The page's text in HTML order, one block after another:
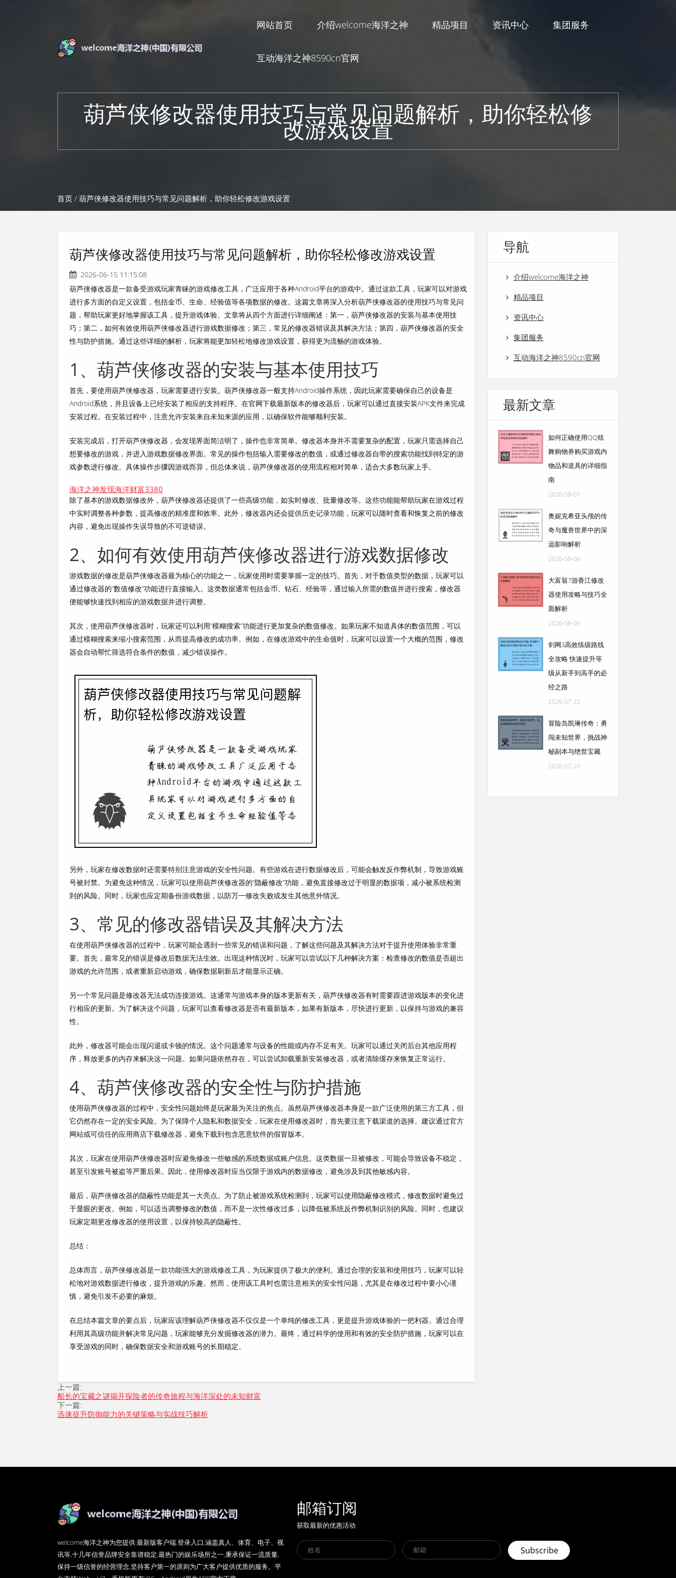
网站首页 介绍welcome海洋之神 精品项目 资讯中心 集团服务
互动海洋之神8590cn官网
葫芦侠修改器使用技巧与常见问题解析，助你轻松修
改游戏设置
首页 / 葫芦侠修改器使用技巧与常见问题解析，助你轻松修改游戏设置
葫芦侠修改器使用技巧与常见问题解析，助你轻松修改游戏设置
2026-06-15 11:15:08
葫芦侠修改器是一款备受游戏玩家青睐的游戏修改工具，广泛应用于各种Android平台的游戏中。通过这款工具，玩家可以对游戏
进行多方面的自定义设置，包括金币、生命、经验值等各项数据的修改。这篇文章将深入分析葫芦侠修改器的使用技巧与常见问
题，帮助玩家更好地掌握该工具，提升游戏体验。文章将从四个方面进行详细阐述：第一，葫芦侠修改器的安装与基本使用技
巧；第二，如何有效使用葫芦侠修改器进行游戏数据修改；第三，常见的修改器错误及其解决方法；第四，葫芦侠修改器的安全
性与防护措施。通过这些详细的解析，玩家将能更加轻松地修改游戏设置，获得更为流畅的游戏体验。
1、葫芦侠修改器的安装与基本使用技巧
首先，要使用葫芦侠修改器，玩家需要进行安装。葫芦侠修改器一般支持Android操作系统，因此玩家需要确保自己的设备是
Android系统，并且设备上已经安装了相应的支持程序。在官网下载最新版本的修改器后，玩家可以通过直接安装APK文件来完成
安装过程。在安装过程中，注意允许安装来自未知来源的应用，以确保软件能够顺利安装。
安装完成后，打开葫芦侠修改器，会发现界面简洁明了，操作也非常简单。修改器本身并不需要复杂的配置，玩家只需选择自己
想要修改的游戏，并进入游戏数据修改界面。常见的操作包括输入需要修改的数值，或通过修改器自带的搜索功能找到特定的游
戏参数进行修改。具体操作步骤因游戏而异，但总体来说，葫芦侠修改器的使用流程相对简单，适合大多数玩家上手。
海洋之神发现海洋财富3380
除了基本的游戏数据修改外，葫芦侠修改器还提供了一些高级功能，如实时修改、批量修改等。这些功能能帮助玩家在游戏过程
中实时调整各种参数，提高修改的精准度和效率。此外，修改器内还会提供历史记录功能，玩家可以随时查看和恢复之前的修改
内容，避免出现操作失误导致的不可逆错误。
2、如何有效使用葫芦侠修改器进行游戏数据修改
游戏数据的修改是葫芦侠修改器最为核心的功能之一，玩家使用时需要掌握一定的技巧。首先，对于数值类型的数据，玩家可以
通过修改器的“数值修改”功能进行直接输入。这类数据通常包括金币、钻石、经验等，通过输入所需的数值并进行搜索，修改器
便能够快速找到相应的游戏数据并进行调整。
其次，使用葫芦侠修改器时，玩家还可以利用“模糊搜索”功能进行更加复杂的数值修改。如果玩家不知道具体的数值范围，可以
通过模糊搜索来缩小搜索范围，从而提高修改的成功率。例如，在修改游戏中的生命值时，玩家可以设置一个大概的范围，修改
器会自动帮忙筛选符合条件的数值，减少错误操作。
另外，玩家在修改数据时还需要特别注意游戏的安全性问题。有些游戏在进行数据修改后，可能会触发反作弊机制，导致游戏账
号被封禁。为避免这种情况，玩家可以使用葫芦侠修改器的“隐蔽修改”功能，避免直接修改过于明显的数据项，减小被系统检测
到的风险。同时，玩家也应定期备份游戏数据，以防万一修改失败或发生其他意外情况。
3、常见的修改器错误及其解决方法
在使用葫芦侠修改器的过程中，玩家可能会遇到一些常见的错误和问题，了解这些问题及其解决方法对于提升使用体验非常重
要。首先，最常见的错误是修改后数据无法生效。出现这种情况时，玩家可以尝试以下几种解决方案：检查修改的数值是否超出
游戏的允许范围，或者重新启动游戏，确保数据刷新后才能显示正确。
另一个常见问题是修改器无法成功连接游戏。这通常与游戏本身的版本更新有关，葫芦侠修改器有时需要跟进游戏版本的变化进
行相应的更新。为了解决这个问题，玩家可以查看修改器是否有最新版本，如果有新版本，尽快进行更新，以保持与游戏的兼容
性。
此外，修改器可能会出现闪退或卡顿的情况。这个问题通常与设备的性能或内存不足有关。玩家可以通过关闭后台其他应用程
序，释放更多的内存来解决这一问题。如果问题依然存在，可以尝试卸载重新安装修改器，或者清除缓存来恢复正常运行。
4、葫芦侠修改器的安全性与防护措施
使用葫芦侠修改器的过程中，安全性问题始终是玩家最为关注的焦点。虽然葫芦侠修改器本身是一款广泛使用的第三方工具，但
它仍然存在一定的安全风险。为了保障个人隐私和数据安全，玩家在使用修改器时，首先要注意下载渠道的选择。建议通过官方
网站或可信任的应用商店下载修改器，避免下载到包含恶意软件的假冒版本。
其次，玩家在使用葫芦侠修改器时应避免修改一些敏感的系统数据或账户信息。这类数据一旦被修改，可能会导致设备不稳定，
甚至引发账号被盗等严重后果。因此，使用修改器时应当仅限于游戏内的数据修改，避免涉及到其他敏感内容。
最后，葫芦侠修改器的隐蔽性功能是其一大亮点。为了防止被游戏系统检测到，玩家可以使用隐蔽修改模式，修改数据时避免过
于显眼的更改。例如，可以适当调整修改的数值，而不是一次性修改过多，以降低被系统反作弊机制识别的风险。同时，也建议
玩家定期更改修改器的使用设置，以保持较高的隐蔽性。
总结：
总体而言，葫芦侠修改器是一款功能强大的游戏修改工具，为玩家提供了极大的便利。通过合理的安装和使用技巧，玩家可以轻
松地对游戏数据进行修改，提升游戏的乐趣。然而，使用该工具时也需注意相关的安全性问题，尤其是在修改过程中要小心谨
慎，避免引发不必要的麻烦。
在总结本篇文章的要点后，玩家应该理解葫芦侠修改器不仅仅是一个单纯的修改工具，更是提升游戏体验的一把利器。通过合理
利用其高级功能并解决常见问题，玩家能够充分发掘修改器的潜力。最终，通过科学的使用和有效的安全防护措施，玩家可以在
享受游戏的同时，确保数据安全和游戏账号的长期稳定。
上一篇:
船长的宝藏之谜揭开探险者的传奇旅程与海洋深处的未知财富
下一篇:
迅速提升防御能力的关键策略与实战技巧解析
导航
介绍welcome海洋之神
精品项目
资讯中心
集团服务
互动海洋之神8590cn官网
最新文章
如何正确使用QQ炫
舞购物券购买游戏内
物品和道具的详细指
南
2026-08-07
奥妮克希亚头颅的传
奇与魔兽世界中的深
远影响解析
2026-08-06
大富翁7游香江修改
器使用攻略与技巧全
面解析
2026-08-05
剑网3高效练级路线
全攻略 快速提升等
级从新手到高手的必
经之路
2026-07-22
冒险岛凯琳传奇：勇
闯未知世界，挑战神
秘副本与绝世宝藏
2026-07-20
welcome海洋之神为您提供:最新版客户端,登录入口,涵盖真人、体育、电子、视
讯等,十几年信誉品牌安全靠谱稳定,最热门的娱乐场所之一,秉承保证一流质量,
保持一级信誉的经营理念,坚持客户第一的原则为广大客户提供优质的服务。平
邮箱订阅
获取最新的优惠活动